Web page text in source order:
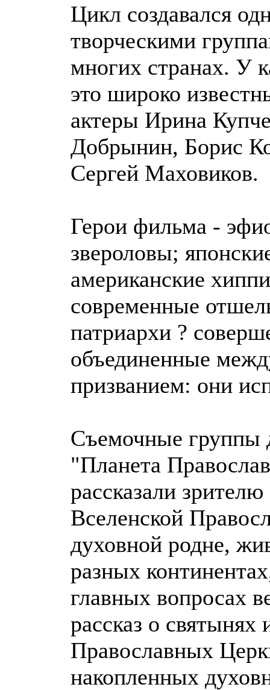
Цикл создавался
творческими
многих странах. У
это широко
актеры Ирина
Добрынин, Борис
Сергей Маховиков.
Герои фильма -
звероловы;
американские
современные
патриархи ?
объединенные
призванием: они
Съемочные группы
"Планета
рассказали
Вселенской
духовной родне,
разных
главных вопросах
рассказ о
Православных
накопленных